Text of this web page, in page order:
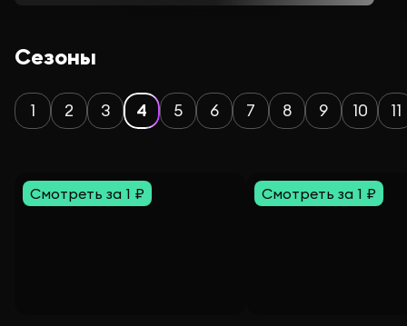
Сезоны
1 2 3 4 5 6 7 8 9 10 11
Смотреть за 1 ₽ Смотреть за 1 ₽